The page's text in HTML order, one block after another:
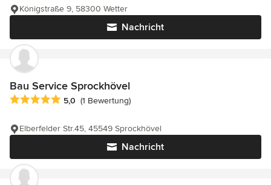
Nachricht
Königstraße 9, 58300 Wetter
Bau Service Sprockhövel
Durchschnittliche Bewertung: 5 von 5 Sternen
5,0 (1 Bewertung)
Nachricht
Elberfelder Str.45, 45549 Sprockhövel